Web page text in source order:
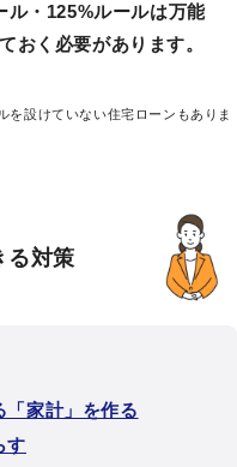
ル・125%ルールは万能
おく必要があります。
設けていない住宅ローンもありま
る対策
「家計」を作る
す